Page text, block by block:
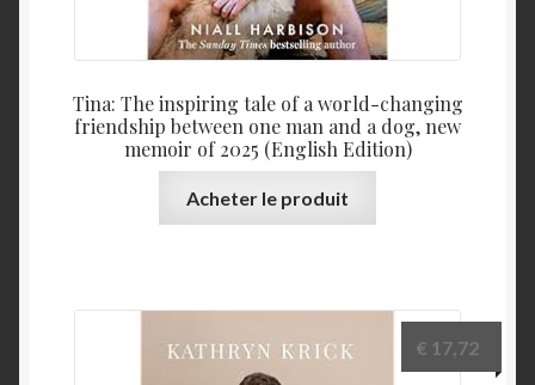
Tina: The inspiring tale of a world-changing
friendship between one man and a dog, new
memoir of 2025 (English Edition)
Acheter le produit
€ 17,72